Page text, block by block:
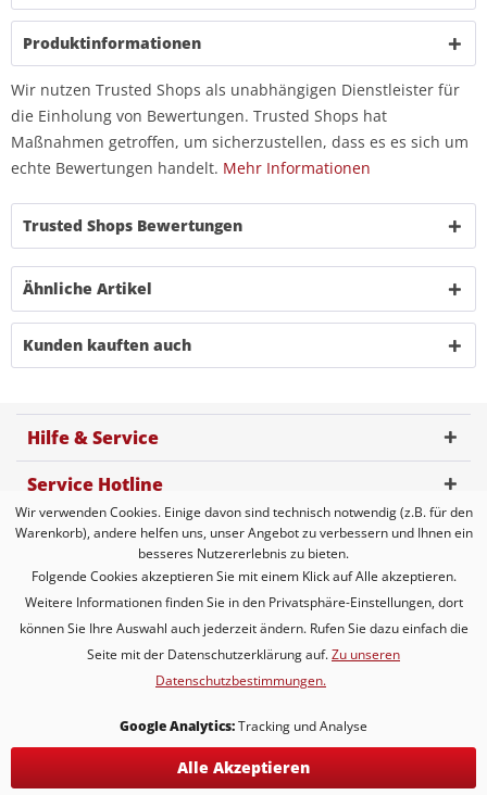
Produktinformationen
Wir nutzen Trusted Shops als unabhängigen Dienstleister für
die Einholung von Bewertungen. Trusted Shops hat
Maßnahmen getroffen, um sicherzustellen, dass es es sich um
echte Bewertungen handelt. Mehr Informationen
Trusted Shops Bewertungen
Ähnliche Artikel
Kunden kauften auch
Hilfe & Service
Service Hotline
Kundenbewertung
Zahlungsmöglichkeiten
Versandarten
* Alle Preise inkl. gesetzl. Mehrwertsteuer zzgl.
Länder entnehmen Sie bitte der Schaltfläche mit den
Versandinformationen
Wir verwenden Cookies. Einige davon sind technisch notwendig (z.B. für den
Warenkorb), andere helfen uns, unser Angebot zu verbessern und Ihnen ein
besseres Nutzererlebnis zu bieten.
Folgende Cookies akzeptieren Sie mit einem Klick auf Alle akzeptieren.
Weitere Informationen finden Sie in den Privatsphäre-Einstellungen, dort
können Sie Ihre Auswahl auch jederzeit ändern. Rufen Sie dazu einfach die
Seite mit der Datenschutzerklärung auf.Zu unseren
Datenschutzbestimmungen.
Google Analytics:Tracking und Analyse
Alle Akzeptieren